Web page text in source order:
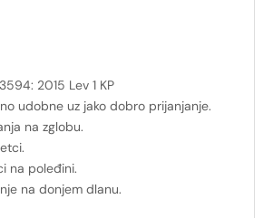
2015 Lev 1 KP
udobne uz jako dobro prijanjanje.
na zglobu.
na poleđini.
na donjem dlanu.